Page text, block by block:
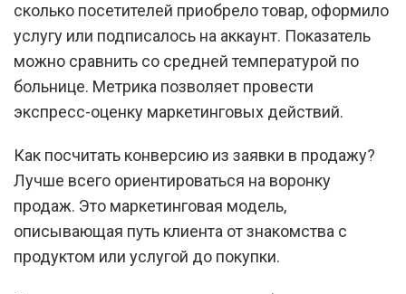
сколько посетителей приобрело товар, оформило
услугу или подписалось на аккаунт. Показатель
можно сравнить со средней температурой по
больнице. Метрика позволяет провести
экспресс-оценку маркетинговых действий.
Как посчитать конверсию из заявки в продажу?
Лучше всего ориентироваться на воронку
продаж. Это маркетинговая модель,
описывающая путь клиента от знакомства с
продуктом или услугой до покупки.